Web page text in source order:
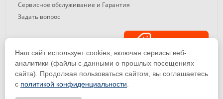
Сервисное обслуживание и Гарантия
Задать вопрос
© 2008 — 2026. ООО «ТК Вэлд Плюс»
Email: ideasvarki@wp116.ru
Тел.: 8 800 101-08-75 (с 10:00 до 19:00)
ООО «Торговая Компания Вэлд Плюс» | ИНН 1650288518 | ОГРН
Наш сайт использует cookies, включая сервисы веб-
аналитики (файлы с данными о прошлых посещениях
сайта). Продолжая пользоваться сайтом, вы соглашаетесь
с политикой конфиденциальности